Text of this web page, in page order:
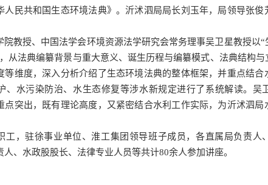
人民共和国生态环境法典》。沂沭泗局局长刘玉年，局领导张
院教授、中国法学会环境资源法学研究会常务理事吴卫星教授以
从法典编纂背景与重大意义、诞生历程与编纂模式、法典结构
等维度，深入分析介绍了生态环境法典的整体框架，并重点结合
、水污染防治、水生态修复等涉水新规定进行了系统解读。吴
点突出，既有理论高度，又紧密结合水利工作实际，为沂沭泗局
工，驻徐事业单位、淮工集团领导班子成员，各直属局负责人
、水政股股长、法律专业人员等共计80余人参加讲座。